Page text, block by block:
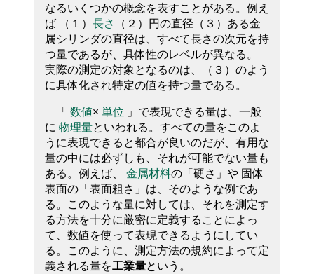
なるいくつかの概念を表すことがある。例え
ば （１） 長さ （２）円の直径（３）ある金
属シリンダの直径は、すべて長さの次元を持
つ量であるが、具体性のレベルが異なる。
実際の測定の対象となるのは、（３）のよう
に具体化され特定の値を持つ量である。
「 数値× 単位 」で表現できる量は、一般
に 物理量といわれる。すべての量をこのよ
うに表現できると都合が良いのだが、有用な
量の中には必ずしも、それが可能でない量も
ある。例えば、 金属材料の「硬さ」や 固体
表面の「表面粗さ」は、そのような例であ
る。このような量に対しては、それを測定す
る方法を十分に厳密に定義することによっ
て、数値を使って表現できるようにしてい
る。このように、測定方法の規約によって定
義される量を工業量という。